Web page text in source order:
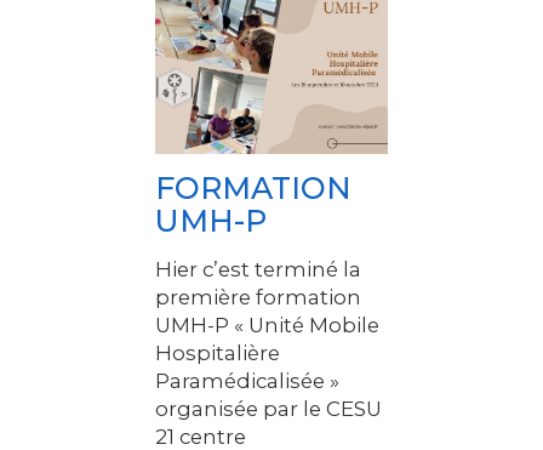
FORMATION
UMH-P
Hier c’est terminé la
première formation
UMH-P « Unité Mobile
Hospitalière
Paramédicalisée »
organisée par le CESU
21 centre